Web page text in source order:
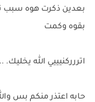
بعدين ذكرت هوه
بقوه وكمت
اتررركنيييي الله
حابه اعتذر منكم بس